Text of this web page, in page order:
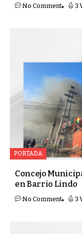
No Comment 3
PORTADA
Concejo
en Barrio Lindo
No Comment 3